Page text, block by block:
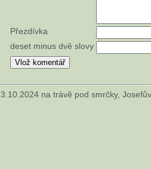
Přezdívka
deset minus dvě slovy
3.10.2024 na trávě pod smrčky,